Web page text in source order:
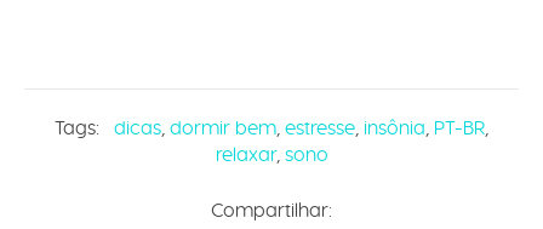
Tags: dicas dormir bem estresse insônia PT-BR
relaxar, sono
Compartilhar: